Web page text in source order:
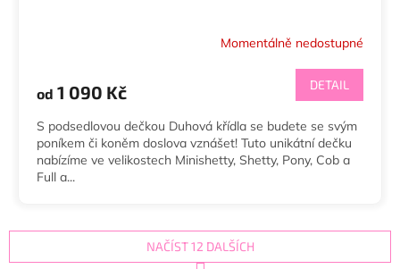
Momentálně nedostupné
od 1 090 Kč DETAIL
S podsedlovou dečkou Duhová křídla se budete se svým
poníkem či koněm doslova vznášet! Tuto unikátní dečku
nabízíme ve velikostech Minishetty, Shetty, Pony, Cob a
Full a...
NAČÍST 12 DALŠÍCH